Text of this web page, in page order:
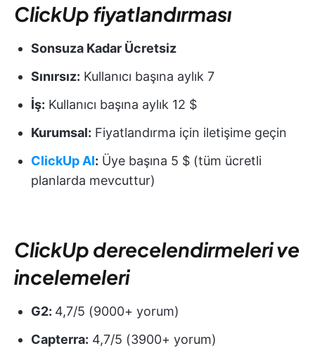
ClickUp fiyatlandırması
Sonsuza Kadar Ücretsiz
Sınırsız: Kullanıcı başına aylık 7
İş: Kullanıcı başına aylık 12 $
Kurumsal: Fiyatlandırma için iletişime geçin
ClickUp AI: Üye başına 5 $ (tüm ücretli
planlarda mevcuttur)
ClickUp derecelendirmeleri ve
incelemeleri
G2: 4,7/5 (9000+ yorum)
Capterra: 4,7/5 (3900+ yorum)